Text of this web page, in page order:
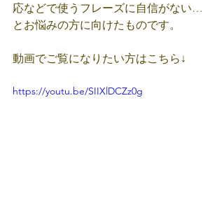
応などで使うフレーズに自信がない…
とお悩みの方に向けたものです。
動画でご覧になりたい方はこちら↓
https://youtu.be/SIIXlDCZz0g